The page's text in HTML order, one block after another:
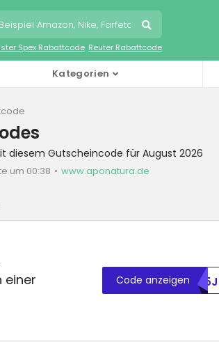
Spex Rabattcode Reuter Rabattcode
Kategorien
diesem Gutscheincode für August 2026
um 00:38 www.aponatura.de
einer
Code anzeigen RU5J